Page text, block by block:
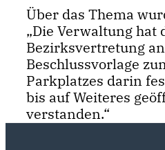
Über das Thema
Die Verwaltung hat
Bezirksvertretung
Beschlussvorlage
Parkplatzes darin
bis auf Weiteres
verstanden.“